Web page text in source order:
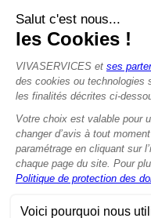
© 2015 - 2026
Modifier vos